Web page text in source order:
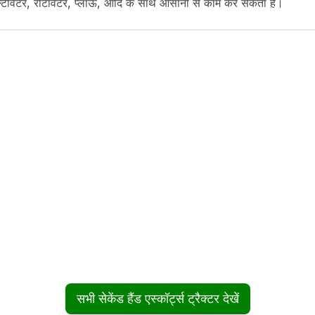
Drawbar
रोटावेटर, प्लाऊ, आदि के साथ आसानी से काम कर सकता है।
सभी सेकेंड हैंड एस्कॉर्ट्स ट्रैक्टर देखें